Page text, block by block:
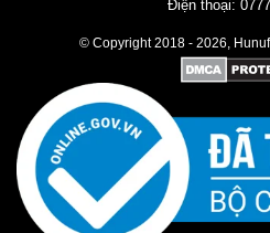
Điện thoại:
© Copyright 2018 - 2026,